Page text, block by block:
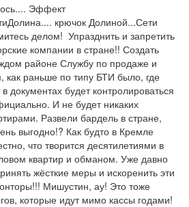
Эффект
крючок Долиной...Сети
делом!  Упразднить и запретить
компании в стране!! Создать
районе Службу по продаже и
как раньше по типу БТИ было, где
документах будет контролироваться
И не будет никаких
Развели бардель в стране,
выгодно!? Как будто в Кремле
что творится десятилетиями в
квартир и обманом. Уже давно
жёсткие меры и искоренить эти
Мишустин, ау! Это тоже
которые идут мимо кассы годами!